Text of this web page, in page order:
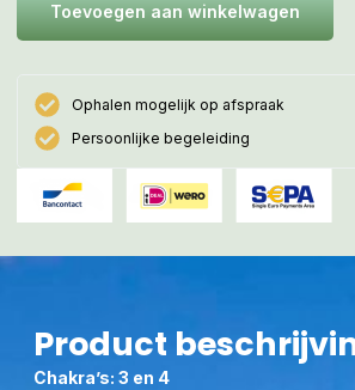
Toevoegen aan winkelwagen
Ophalen mogelijk op afspraak
Persoonlijke begeleiding
Product
Chakra’s: 3 en 4